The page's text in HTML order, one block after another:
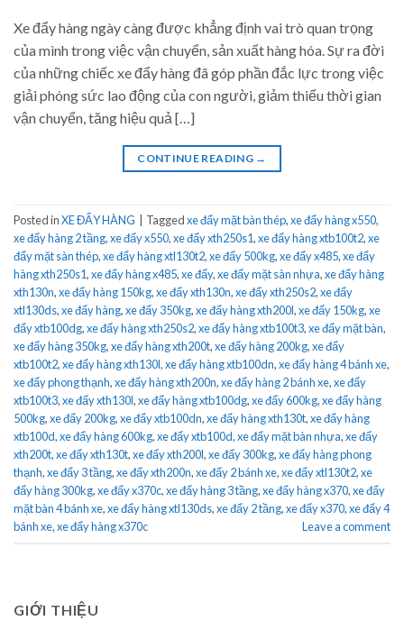
Xe đẩy hàng ngày càng được khẳng định vai trò quan trọng
của mình trong việc vận chuyển, sản xuất hàng hóa. Sự ra đời
của những chiếc xe đẩy hàng đã góp phần đắc lực trong việc
giải phóng sức lao động của con người, giảm thiểu thời gian
vận chuyển, tăng hiệu quả […]
CONTINUE READING →
Posted inXE ĐẨY HÀNG Taggedxe đẩy mặt bàn thép,xe đẩy hàng x550,
xe đẩy hàng 2 tầng,xe đẩy x550,xe đẩy xth250s1,xe đẩy hàng xtb100t2,xe
đẩy mặt sàn thép,xe đẩy hàng xtl130t2,xe đẩy 500kg,xe đẩy x485,xe đẩy
hàng xth250s1,xe đẩy hàng x485,xe đẩy,xe đẩy mặt sàn nhựa,xe đẩy hàng
xth130n,xe đẩy hàng 150kg,xe đẩy xth130n,xe đẩy xth250s2,xe đẩy
xtl130ds,xe đẩy hàng,xe đẩy 350kg,xe đẩy hàng xth200l,xe đẩy 150kg,xe
đẩy xtb100dg,xe đẩy hàng xth250s2,xe đẩy hàng xtb100t3,xe đẩy mặt bàn,
xe đẩy hàng 350kg,xe đẩy hàng xth200t,xe đẩy hàng 200kg,xe đẩy
xtb100t2,xe đẩy hàng xth130l,xe đẩy hàng xtb100dn,xe đẩy hàng 4 bánh xe,
xe đẩy phong thạnh,xe đẩy hàng xth200n,xe đẩy hàng 2 bánh xe,xe đẩy
xtb100t3,xe đẩy xth130l,xe đẩy hàng xtb100dg,xe đẩy 600kg,xe đẩy hàng
500kg,xe đẩy 200kg,xe đẩy xtb100dn,xe đẩy hàng xth130t,xe đẩy hàng
xtb100d,xe đẩy hàng 600kg,xe đẩy xtb100d,xe đẩy mặt bàn nhựa,xe đẩy
xth200t,xe đẩy xth130t,xe đẩy xth200l,xe đẩy 300kg,xe đẩy hàng phong
thạnh,xe đẩy 3 tầng,xe đẩy xth200n,xe đẩy 2 bánh xe,xe đẩy xtl130t2,xe
đẩy hàng 300kg,xe đẩy x370c,xe đẩy hàng 3 tầng,xe đẩy hàng x370,xe đẩy
mặt bàn 4 bánh xe,xe đẩy hàng xtl130ds,xe đẩy 2 tầng,xe đẩy x370,xe đẩy 4
bánh xe,xe đẩy hàng x370c Leave a comment
GIỚI THIỆU